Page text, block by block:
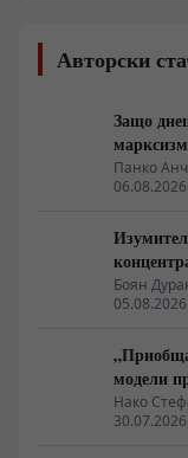
Авторски
Защо
Панко
на най-
Боян
модели
Нако